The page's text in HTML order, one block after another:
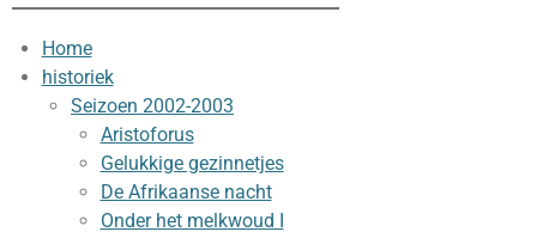
Home
historiek
Seizoen 2002-2003
Aristoforus
Gelukkige gezinnetjes
De Afrikaanse nacht
Onder het melkwoud I